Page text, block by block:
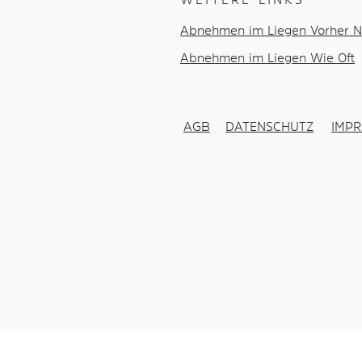
Abnehmen im Liegen Vorher
Abnehmen im Liegen Wie Oft
AGB DATENSCHUTZ